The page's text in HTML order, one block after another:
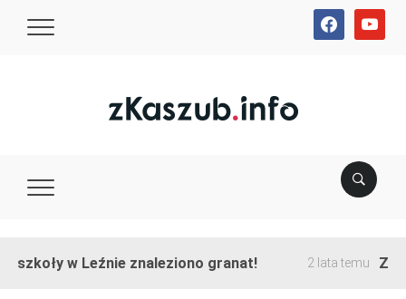
facebookyoutube
szkoły w Leźnie znaleziono granat! 2 lata temu